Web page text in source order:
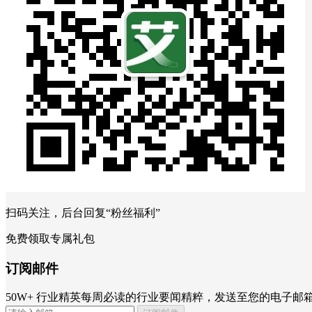
扫码关注，后台回复“粉丝福利”
免费领取专属礼包
订阅邮件
50W+ 行业精英每周必读的行业要闻精粹，发送至您的电子邮